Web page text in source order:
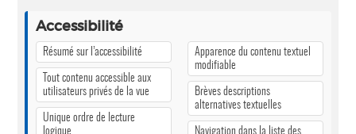
Accessibilité
Résumé sur l’accessibilité
Tout contenu accessible aux
utilisateurs privés de la vue
Unique ordre de lecture
logique
Apparence du contenu textuel
modifiable
Brèves descriptions
alternatives textuelles
Navigation dans la liste des